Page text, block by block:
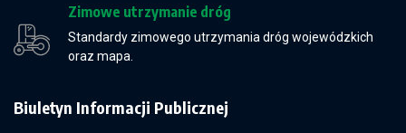
Zimowe utrzymanie dróg
Standardy zimowego utrzymania dróg wojewódzkich
oraz mapa.
Biuletyn Informacji Publicznej